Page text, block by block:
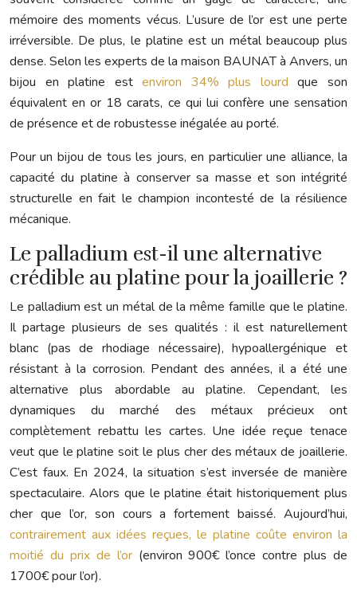
mémoire des moments vécus. L’usure de l’or est une perte
irréversible. De plus, le platine est un métal beaucoup plus
dense. Selon les experts de la maison BAUNAT à Anvers, un
bijou en platine estenviron 34% plus lourd que son
équivalent en or 18 carats, ce qui lui confère une sensation
de présence et de robustesse inégalée au porté.
Pour un bijou de tous les jours, en particulier une alliance, la
capacité du platine à conserver sa masse et son intégrité
structurelle en fait le champion incontesté de la résilience
mécanique.
Le palladium est-il une alternative
crédible au platine pour la joaillerie ?
Le palladium est un métal de la même famille que le platine.
Il partage plusieurs de ses qualités : il est naturellement
blanc (pas de rhodiage nécessaire), hypoallergénique et
résistant à la corrosion. Pendant des années, il a été une
alternative plus abordable au platine. Cependant, les
dynamiques du marché des métaux précieux ont
complètement rebattu les cartes. Une idée reçue tenace
veut que le platine soit le plus cher des métaux de joaillerie.
C’est faux. En 2024, la situation s’est inversée de manière
spectaculaire. Alors que le platine était historiquement plus
cher que l’or, son cours a fortement baissé. Aujourd’hui,
contrairement aux idées reçues, le platine coûte environ la
moitié du prix de l’or(environ 900€ l’once contre plus de
1700€ pour l’or).